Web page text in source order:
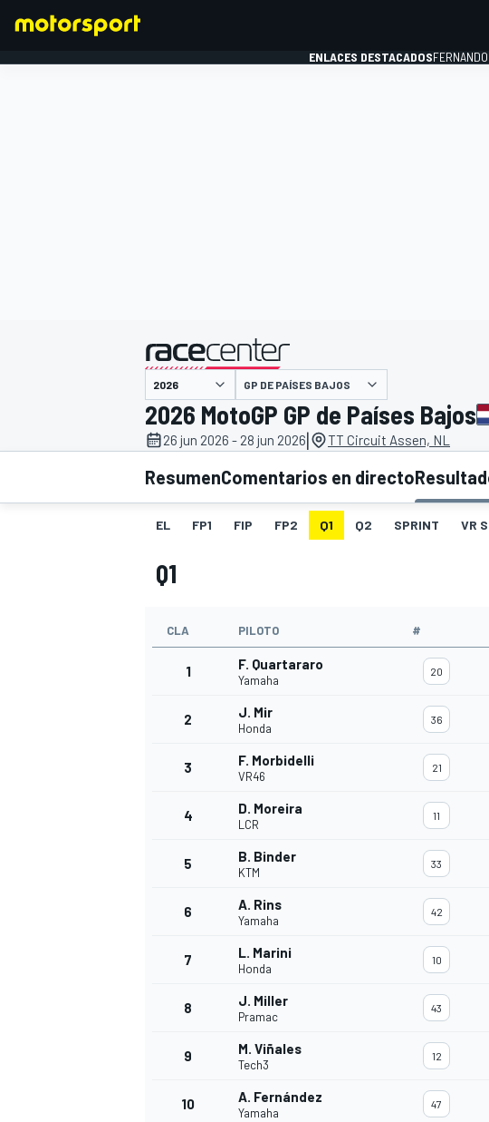
INDYCAR WRC
ENLACES DESTACADOS
presentado por
GP DE PAÍSES BAJOS
2026 MotoGP GP de Países Bajos
26 jun 2026 - 28 jun 2026| TT Circuit Assen, NL
ResumenComentarios en directo
EL FP1 FIP FP2 Q1 Q2 SPRINT VR
Q1
CLA PILOTO #
1 F. Quartararo
Yamaha
20
2 J. Mir
Honda
36
3 F. Morbidelli
VR46
21
4 D. Moreira
LCR
11
5 B. Binder
KTM
33
6 A. Rins
Yamaha
42
7 L. Marini
Honda
10
8 J. Miller
Pramac
43
9 M. Viñales
Tech3
12
10 A. Fernández
Yamaha
47